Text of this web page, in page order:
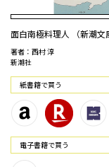
面白南極料理人 （新潮文
著者：西村 淳
新潮社
紙書籍で買う
電⼦書籍で買う